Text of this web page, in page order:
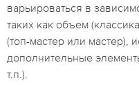
варьироваться в
таких как объем
(топ-мастер или мастер),
дополнительные
т.п.).